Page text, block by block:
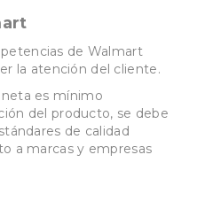
de Walmart
la atención del cliente.
es mínimo
del producto, se debe
de calidad
a marcas y empresas